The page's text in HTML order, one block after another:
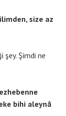
size az
şey. Şimdi ne
bihi aleynâ